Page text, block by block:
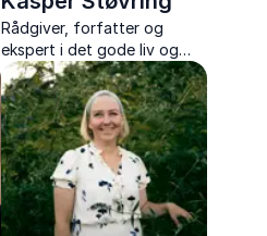
Rådgiver, forfatter og
ekspert i det gode liv og
fællesskaber